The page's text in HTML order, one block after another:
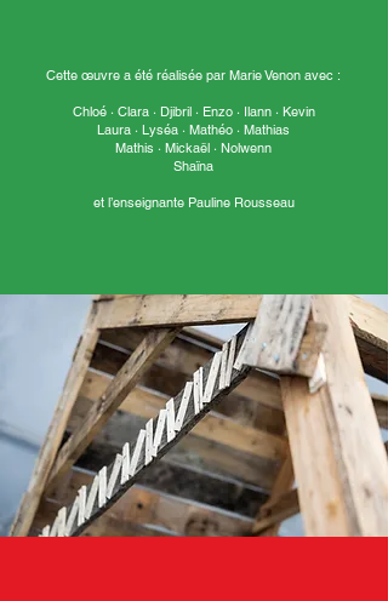
Cette œuvre a été réalisée par Marie Venon avec :
Chloé · Clara · Djibril · Enzo · Ilann · Kevin
Laura · Lyséa · Mathéo · Mathias
Mathis · Mickaël · Nolwenn
Shaïna
et l’enseignante Pauline Rousseau